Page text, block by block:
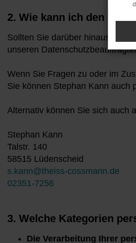
2. Wie kann ich den
Sollten Sie darüber hinaus
unseren
Wenn Sie Fragen zu oder im
Sie können Stephan Kann auch
Alternativ können Sie sich auch
Stephan Kann
Talstr. 140
58515 Lüdenscheid
s.kann@theiss-cossmann.de
02351-7256
3. Welche Kategorien
Die Verarbeitung Ihrer